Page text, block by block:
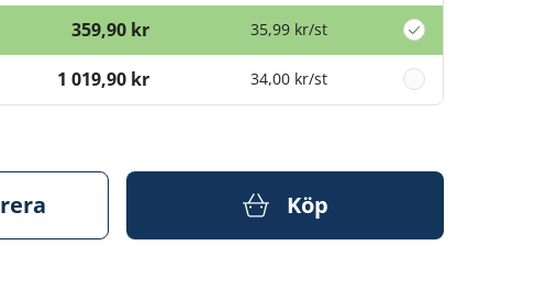
359,90 kr 35,99 kr/st
1 019,90 kr 34,00 kr/st
Köp